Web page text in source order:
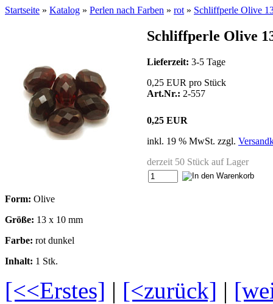
Startseite » Katalog » Perlen nach Farben » rot » Schliffperle Olive
Schliffperle Olive
Lieferzeit: 3-5 Tage
0,25 EUR pro Stück
Art.Nr.: 2-557
0,25 EUR
inkl. 19 % MwSt. zzgl.
derzeit 50 Stück auf Lager
Form: Olive
Größe: 13 x 10 mm
Farbe: rot dunkel
Inhalt: 1 Stk.
[<<Erstes] | [<zurück] |